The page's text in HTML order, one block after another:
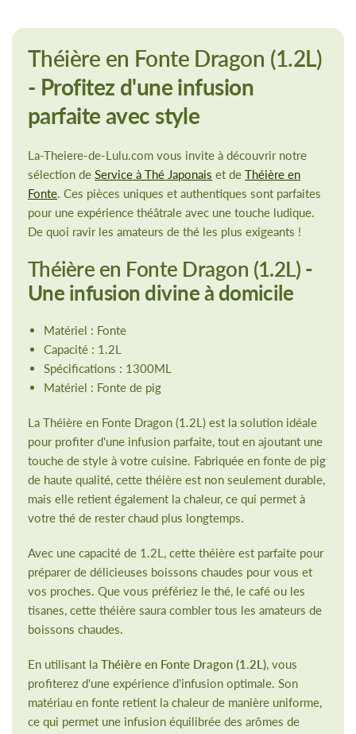
Théière en Fonte Dragon (1.2L)
- Profitez d'une infusion
parfaite avec style
La-Theiere-de-Lulu.com vous invite à découvrir notre
sélection deService à Thé Japonais et deThéière en
Fonte. Ces pièces uniques et authentiques sont parfaites
pour une expérience théâtrale avec une touche ludique.
De quoi ravir les amateurs de thé les plus exigeants !
Théière en Fonte Dragon (1.2L) -
Une infusion divine à domicile
Matériel : Fonte
Capacité : 1.2L
Spécifications : 1300ML
Matériel : Fonte de pig
La Théière en Fonte Dragon (1.2L) est la solution idéale
pour profiter d'une infusion parfaite, tout en ajoutant une
touche de style à votre cuisine. Fabriquée en fonte de pig
de haute qualité, cette théière est non seulement durable,
mais elle retient également la chaleur, ce qui permet à
votre thé de rester chaud plus longtemps.
Avec une capacité de 1.2L, cette théière est parfaite pour
préparer de délicieuses boissons chaudes pour vous et
vos proches. Que vous préfériez le thé, le café ou les
tisanes, cette théière saura combler tous les amateurs de
boissons chaudes.
En utilisant laThéière en Fonte Dragon (1.2L), vous
profiterez d'une expérience d'infusion optimale. Son
matériau en fonte retient la chaleur de manière uniforme,
ce qui permet une infusion équilibrée des arômes de